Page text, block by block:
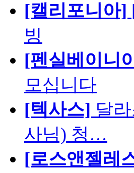
[캘리포니아]
빙
[펜실베이니
모십니다
[텍사스] 달
사님) 청…
[로스앤젤레